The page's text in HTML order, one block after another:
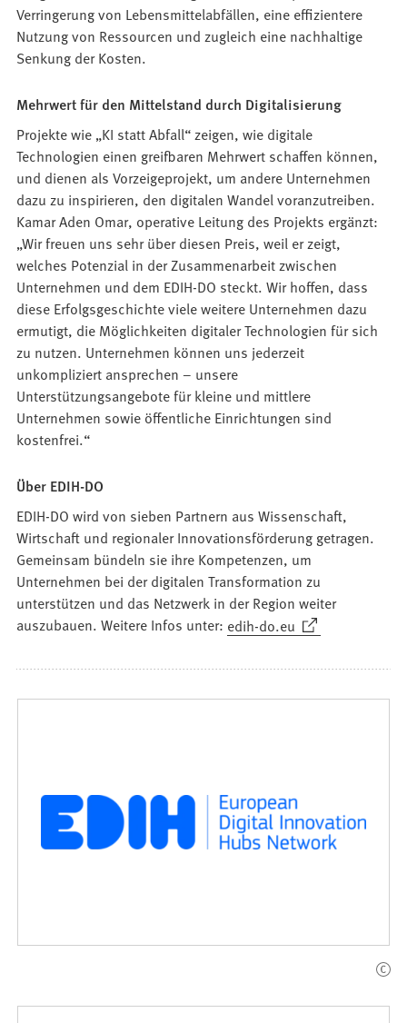
Verringerung von Lebensmittelabfällen, eine effizientere
Nutzung von Ressourcen und zugleich eine nachhaltige
Senkung der Kosten.
Mehrwert für den Mittelstand durch Digitalisierung
Projekte wie „KI statt Abfall“ zeigen, wie digitale
Technologien einen greifbaren Mehrwert schaffen können,
und dienen als Vorzeigeprojekt, um andere Unternehmen
dazu zu inspirieren, den digitalen Wandel voranzutreiben.
Kamar Aden Omar, operative Leitung des Projekts ergänzt:
„Wir freuen uns sehr über diesen Preis, weil er zeigt,
welches Potenzial in der Zusammenarbeit zwischen
Unternehmen und dem EDIH-DO steckt. Wir hoffen, dass
diese Erfolgsgeschichte viele weitere Unternehmen dazu
ermutigt, die Möglichkeiten digitaler Technologien für sich
zu nutzen. Unternehmen können uns jederzeit
unkompliziert ansprechen – unsere
Unterstützungsangebote für kleine und mittlere
Unternehmen sowie öffentliche Einrichtungen sind
kostenfrei.“
Über EDIH-DO
EDIH-DO wird von sieben Partnern aus Wissenschaft,
Wirtschaft und regionaler Innovationsförderung getragen.
Gemeinsam bündeln sie ihre Kompetenzen, um
Unternehmen bei der digitalen Transformation zu
unterstützen und das Netzwerk in der Region weiter
auszubauen. Weitere Infos unter: edih-do.eu
(Öffnet
einem